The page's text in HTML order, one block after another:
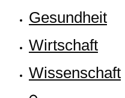
Gesund­heit
Wirt­schaft
Wis­sen­schaft